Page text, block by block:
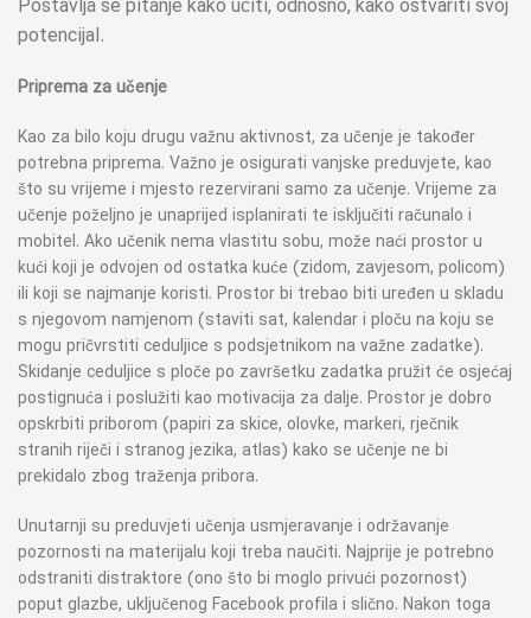
Postavlja se pitanje kako učiti, odnosno, kako ostvariti svoj
potencijal.
Priprema za učenje
Kao za bilo koju drugu važnu aktivnost, za učenje je također
potrebna priprema. Važno je osigurati vanjske preduvjete, kao
što su vrijeme i mjesto rezervirani samo za učenje. Vrijeme za
učenje poželjno je unaprijed isplanirati te isključiti računalo i
mobitel. Ako učenik nema vlastitu sobu, može naći prostor u
kući koji je odvojen od ostatka kuće (zidom, zavjesom, policom)
ili koji se najmanje koristi. Prostor bi trebao biti uređen u skladu
s njegovom namjenom (staviti sat, kalendar i ploču na koju se
mogu pričvrstiti ceduljice s podsjetnikom na važne zadatke).
Skidanje ceduljice s ploče po završetku zadatka pružit će osjećaj
postignuća i poslužiti kao motivacija za dalje. Prostor je dobro
opskrbiti priborom (papiri za skice, olovke, markeri, rječnik
stranih riječi i stranog jezika, atlas) kako se učenje ne bi
prekidalo zbog traženja pribora.
Unutarnji su preduvjeti učenja usmjeravanje i održavanje
pozornosti na materijalu koji treba naučiti. Najprije je potrebno
odstraniti distraktore (ono što bi moglo privući pozornost)
poput glazbe, uključenog Facebook profila i slično. Nakon toga